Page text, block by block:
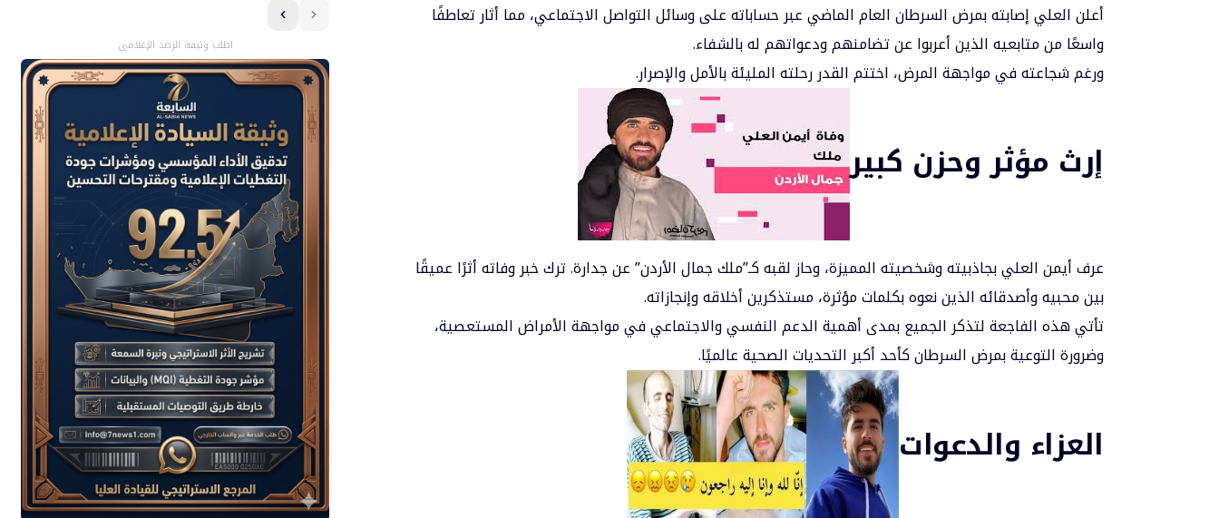
أعلن العلي إصابته بمرض السرطان العام الماضي عبر حساباته على وسائل التواصل الاجتماعي، مما أثار تعاطفًا
واسعًا من متابعيه الذين أعربوا عن تضامنهم ودعواتهم له بالشفاء.
ورغم شجاعته في مواجهة المرض، اختتم القدر رحلته المليئة بالأمل والإصرار.
إرث مؤثر وحزن كبير
عرف أيمن العلي بجاذبيته وشخصيته المميزة، وحاز لقبه كـ”ملك جمال الأردن” عن جدارة. ترك خبر وفاته أثرًا عميقًا
بين محبيه وأصدقائه الذين نعوه بكلمات مؤثرة، مستذكرين أخلاقه وإنجازاته.
تأتي هذه الفاجعة لتذكر الجميع بمدى أهمية الدعم النفسي والاجتماعي في مواجهة الأمراض المستعصية،
وضرورة التوعية بمرض السرطان كأحد أكبر التحديات الصحية عالميًا.
العزاء والدعوات
اطلب وثيقة الرصد الإعلامي